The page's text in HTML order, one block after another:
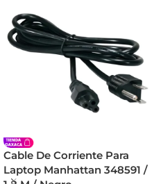
Cable De Corriente Para
Laptop Manhattan 348591 /